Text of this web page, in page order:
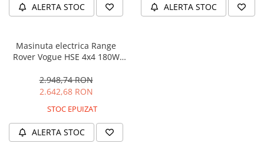
ALERTA STOC ALERTA STOC
Masinuta electrica Range
Rover Vogue HSE 4x4 180W
2.948,74 RON
2.642,68 RON
STOC EPUIZAT
ALERTA STOC